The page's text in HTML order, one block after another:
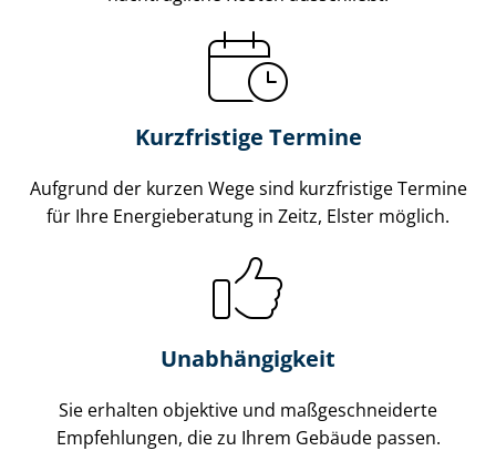
Kurzfristige Termine
Aufgrund der kurzen Wege sind kurzfristige Termine
für Ihre Energieberatung in Zeitz, Elster möglich.
Unabhängigkeit
Sie erhalten objektive und maß­ge­schnei­der­te
Empfehlungen, die zu Ihrem Gebäude passen.